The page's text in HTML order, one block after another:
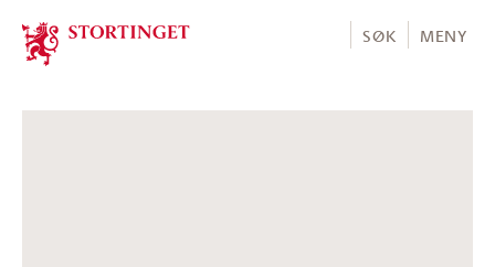
Stortinget.no
SØK MENY